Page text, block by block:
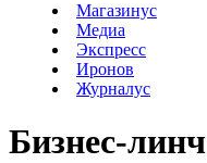
Магазинус
Медиа
Экспресс
Иронов
Журналус
Бизнес-линч